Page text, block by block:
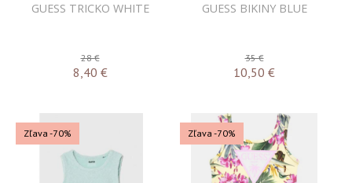
GUESS TRICKO WHITE
28 €
8,40 €
GUESS BIKINY BLUE
35 €
10,50 €
Zľava -70% Zľava -70%